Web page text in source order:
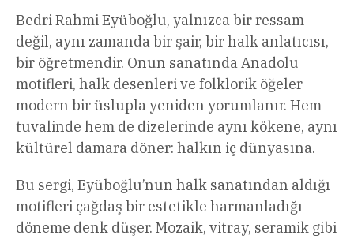
Bedri Rahmi Eyüboğlu, yalnızca bir ressam
değil, aynı zamanda bir şair, bir halk anlatıcısı,
bir öğretmendir. Onun sanatında Anadolu
motifleri, halk desenleri ve folklorik öğeler
modern bir üslupla yeniden yorumlanır. Hem
tuvalinde hem de dizelerinde aynı kökene, aynı
kültürel damara döner: halkın iç dünyasına.
Bu sergi, Eyüboğlu’nun halk sanatından aldığı
motifleri çağdaş bir estetikle harmanladığı
döneme denk düşer. Mozaik, vitray, seramik gibi